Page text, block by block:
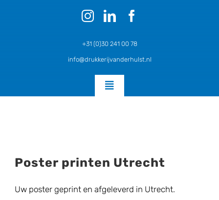
+31 (0)30 241 00 78
info@drukkerijvanderhulst.nl
Toggle
Zakelijk Drukwerk
Poster printen Utrecht
Uw poster geprint en afgeleverd in Utrecht.